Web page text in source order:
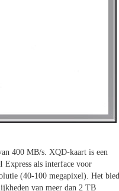
400 MB/s. XQD-kaart is een
Express als interface voor
(40-100 megapixel). Het
van meer dan 2 TB